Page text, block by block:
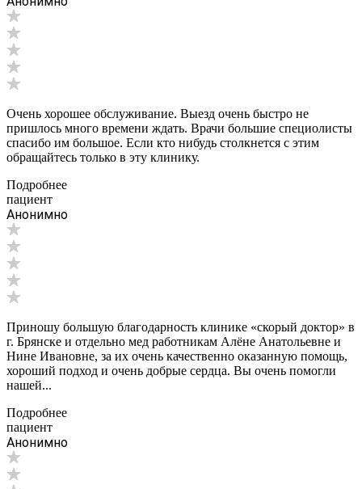
Очень хорошее обслуживание. Выезд очень быстро не
пришлось много времени ждать. Врачи большие специолисты
спасибо им большое. Если кто нибудь столкнется с этим
обращайтесь только в эту клинику.
Подробнее
пациент
Анонимно
Приношу большую благодарность клинике «скорый доктор» в
г. Брянске и отдельно мед работникам Алёне Анатольевне и
Нине Ивановне, за их очень качественно оказанную помощь,
хороший подход и очень добрые сердца. Вы очень помогли
нашей...
Подробнее
пациент
Анонимно